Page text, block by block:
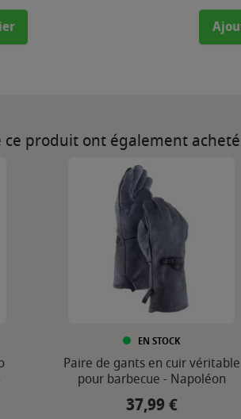
ce produit ont également
EN STOCK
Paire de gants en cuir véritable
pour barbecue - Napoléon
Prix
37,99 €